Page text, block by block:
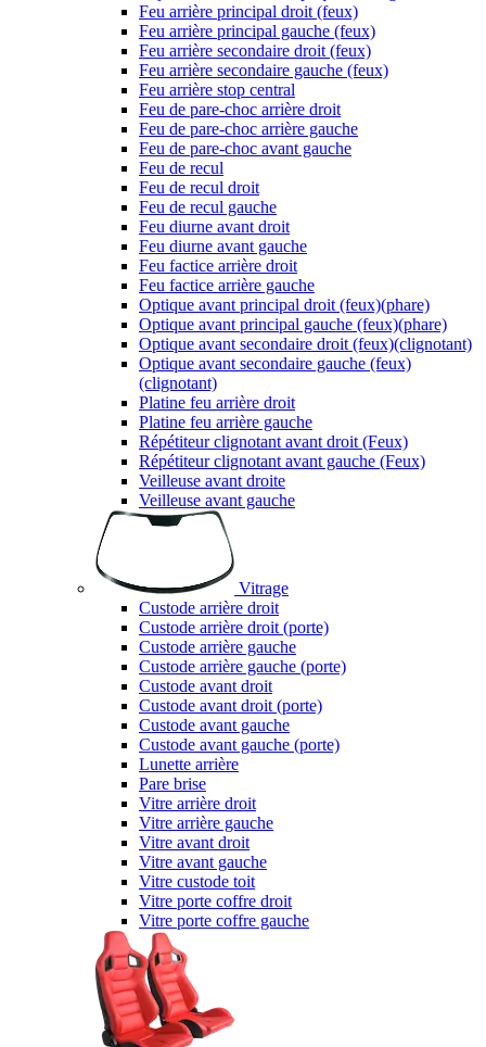
Feu arrière principal droit (feux)
Feu arrière principal gauche (feux)
Feu arrière secondaire droit (feux)
Feu arrière secondaire gauche (feux)
Feu arrière stop central
Feu de pare-choc arrière droit
Feu de pare-choc arrière gauche
Feu de pare-choc avant gauche
Feu de recul
Feu de recul droit
Feu de recul gauche
Feu diurne avant droit
Feu diurne avant gauche
Feu factice arrière droit
Feu factice arrière gauche
Optique avant principal droit (feux)(phare)
Optique avant principal gauche (feux)(phare)
Optique avant secondaire droit (feux)(clignotant)
Optique avant secondaire gauche (feux)
(clignotant)
Platine feu arrière droit
Platine feu arrière gauche
Répétiteur clignotant avant droit (Feux)
Répétiteur clignotant avant gauche (Feux)
Veilleuse avant droite
Veilleuse avant gauche
Vitrage
Custode arrière droit
Custode arrière droit (porte)
Custode arrière gauche
Custode arrière gauche (porte)
Custode avant droit
Custode avant droit (porte)
Custode avant gauche
Custode avant gauche (porte)
Lunette arrière
Pare brise
Vitre arrière droit
Vitre arrière gauche
Vitre avant droit
Vitre avant gauche
Vitre custode toit
Vitre porte coffre droit
Vitre porte coffre gauche